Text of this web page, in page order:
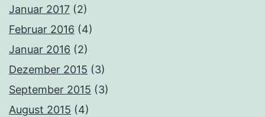
Januar 2017 (2)
Februar 2016 (4)
Januar 2016 (2)
Dezember 2015 (3)
September 2015 (3)
August 2015 (4)